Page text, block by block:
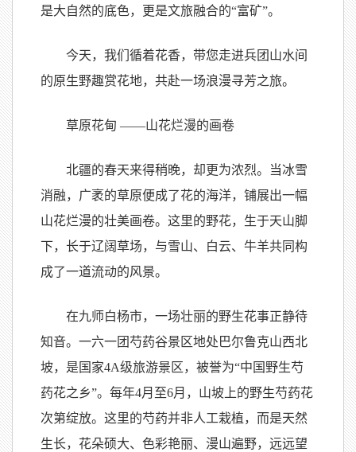
是大自然的底色，更是文旅融合的“富矿”。
今天，我们循着花香，带您走进兵团山水间
的原生野趣赏花地，共赴一场浪漫寻芳之旅。
草原花甸 ——山花烂漫的画卷
北疆的春天来得稍晚，却更为浓烈。当冰雪
消融，广袤的草原便成了花的海洋，铺展出一幅
山花烂漫的壮美画卷。这里的野花，生于天山脚
下，长于辽阔草场，与雪山、白云、牛羊共同构
成了一道流动的风景。
在九师白杨市，一场壮丽的野生花事正静待
知音。一六一团芍药谷景区地处巴尔鲁克山西北
坡，是国家4A级旅游景区，被誉为“中国野生芍
药花之乡”。每年4月至6月，山坡上的野生芍药花
次第绽放。这里的芍药并非人工栽植，而是天然
生长，花朵硕大、色彩艳丽、漫山遍野，远远望